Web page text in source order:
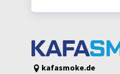
kafasmoke.de